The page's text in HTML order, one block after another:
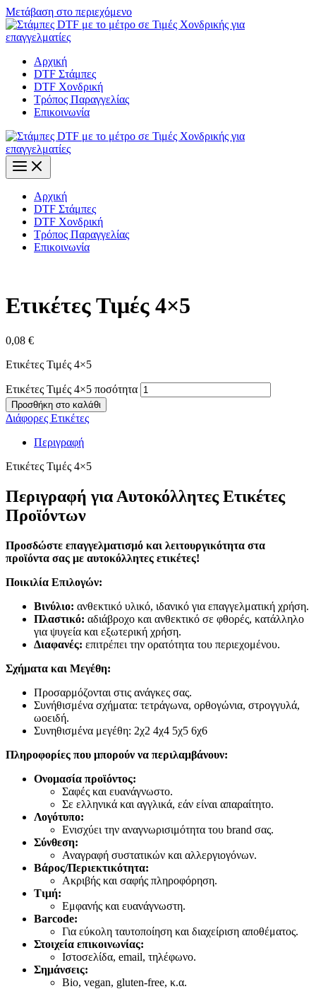
Μετάβαση στο περιεχόμενο
Αρχική
DTF Στάμπες
DTF Χονδρική
Τρόπος Παραγγελίας
Επικοινωνία
Αρχική
DTF Στάμπες
DTF Χονδρική
Τρόπος Παραγγελίας
Επικοινωνία
Ετικέτες Τιμές 4×5
0,08 €
Ετικέτες Τιμές 4×5
Ετικέτες Τιμές 4×5 ποσότητα
Προσθήκη στο καλάθι
Διάφορες Ετικέτες
Περιγραφή
Ετικέτες Τιμές 4×5
Περιγραφή για Αυτοκόλλητες Ετικέτες
Προϊόντων
Προσδώστε επαγγελματισμό και λειτουργικότητα στα
προϊόντα σας με αυτοκόλλητες ετικέτες!
Ποικιλία Επιλογών:
Βινύλιο: ανθεκτικό υλικό, ιδανικό για επαγγελματική χρήση.
Πλαστικό: αδιάβροχο και ανθεκτικό σε φθορές, κατάλληλο
για ψυγεία και εξωτερική χρήση.
Διαφανές: επιτρέπει την ορατότητα του περιεχομένου.
Σχήματα και Μεγέθη:
Προσαρμόζονται στις ανάγκες σας.
Συνήθισμένα σχήματα: τετράγωνα, ορθογώνια, στρογγυλά,
ωοειδή.
Συνηθισμένα μεγέθη: 2χ2 4χ4 5χ5 6χ6
Πληροφορίες που μπορούν να περιλαμβάνουν:
Ονομασία προϊόντος:
Σαφές και ευανάγνωστο.
Σε ελληνικά και αγγλικά, εάν είναι απαραίτητο.
Λογότυπο:
Ενισχύει την αναγνωρισιμότητα του brand σας.
Σύνθεση:
Αναγραφή συστατικών και αλλεργιογόνων.
Βάρος/Περιεκτικότητα:
Ακριβής και σαφής πληροφόρηση.
Τιμή:
Εμφανής και ευανάγνωστη.
Barcode:
Για εύκολη ταυτοποίηση και διαχείριση αποθέματος.
Στοιχεία επικοινωνίας:
Ιστοσελίδα, email, τηλέφωνο.
Σημάνσεις:
Bio, vegan, gluten-free, κ.α.